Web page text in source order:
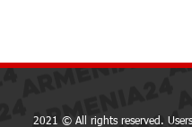
2021 © All rights reserved.